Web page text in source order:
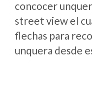
concocer
street view el
flechas para
unquera desde